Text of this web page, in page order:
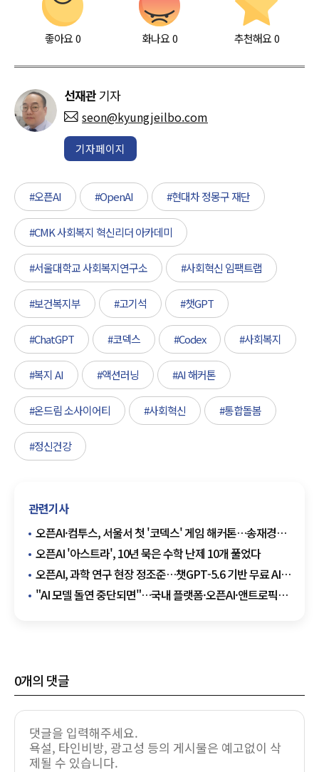
좋아요0 화나요0 추천해요 0
선재관 기자
seon@kyungjeilbo.com
기자페이지
#오픈AI #OpenAI #현대차 정몽구 재단
#CMK 사회복지 혁신리더 아카데미
#서울대학교 사회복지연구소 #사회혁신 임팩트랩
#보건복지부 #고기석 #챗GPT
#ChatGPT #코덱스 #Codex #사회복지
#복지 AI #액션러닝 #AI 해커톤
#온드림 소사이어티 #사회혁신 #통합돌봄
#정신건강
관련기사
오픈AI·컴투스, 서울서 첫 '코덱스' 게임 해커톤…송재경
참여
오픈AI '아스트라', 10년 묵은 수학 난제 10개 풀었다
오픈AI, 과학 연구 현장 정조준…챗GPT-5.6 기반 무료 AI
지원 확대
"AI 모델 돌연 중단되면"…국내 플랫폼·오픈AI·앤트로픽
0개의 댓글